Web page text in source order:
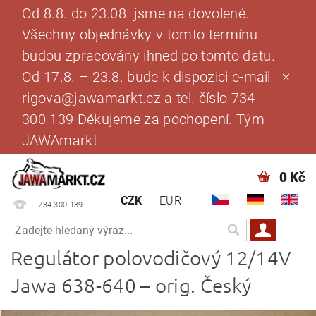
Od 8.8. do 23.08. jsme na dovolené.
Všechny objednávky v tomto termínu
budou zpracovány ihned po tomto datu.
Od 17.8. – 23.8. bude k dispozici e-mail
rigova@jawamarkt.cz a tel. číslo 734
300 139 Děkujeme za pochopení. Tým
JAWAmarkt
734 300 139 CZK EUR
0 Kč
Regulátor polovodičový 12/14V
Jawa 638-640 – orig. Český